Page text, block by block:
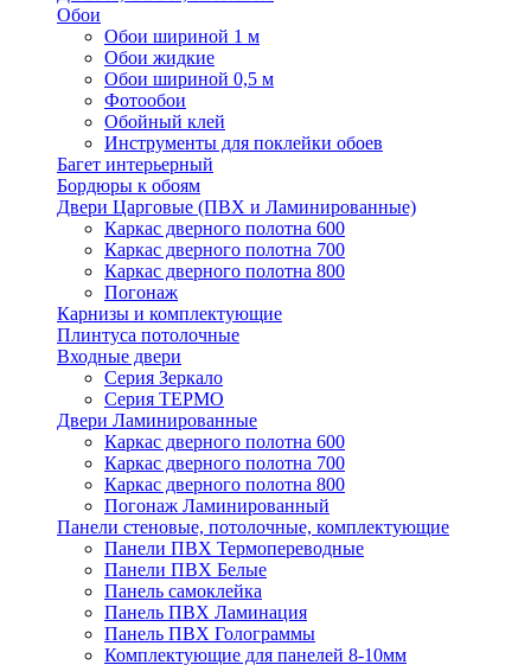
Обои
Обои шириной 1 м
Обои жидкие
Обои шириной 0,5 м
Фотообои
Обойный клей
Инструменты для поклейки обоев
Багет интерьерный
Бордюры к обоям
Двери Царговые (ПВХ и Ламинированные)
Каркас дверного полотна 600
Каркас дверного полотна 700
Каркас дверного полотна 800
Погонаж
Карнизы и комплектующие
Плинтуса потолочные
Входные двери
Серия Зеркало
Серия ТЕРМО
Двери Ламинированные
Каркас дверного полотна 600
Каркас дверного полотна 700
Каркас дверного полотна 800
Погонаж Ламинированный
Панели стеновые, потолочные, комплектующие
Панели ПВХ Термопереводные
Панели ПВХ Белые
Панель самоклейка
Панель ПВХ Ламинация
Панель ПВХ Голограммы
Комплектующие для панелей 8-10мм